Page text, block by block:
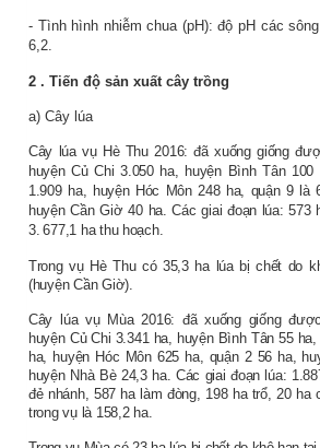
- Tình hình nhiễm chua (pH): độ pH các
6,2.
2 . Tiến độ sản xuất cây trồng
a) Cây lúa
Cây lúa vụ Hè Thu 2016: đã xuống giống
huyện Củ Chi 3.050 ha, huyện Bình Tân 100
1.909 ha, huyện Hóc Môn 248 ha, quận 9 là
huyện Cần Giờ 40 ha. Các giai đoạn lúa: 573
3. 677,1 ha thu hoạch.
Trong vụ Hè Thu có 35,3 ha lúa bị chết do
(huyện Cần Giờ).
Cây lúa vụ Mùa 2016: đã xuống giống
huyện Củ Chi 3.341 ha, huyện Bình Tân 55
ha, huyện Hóc Môn 625 ha, quận 2 56 ha,
huyện Nhà Bè 24,3 ha. Các giai đoạn lúa:
đẻ nhánh, 587 ha làm đòng, 198 ha trổ, 20 ha
trong vụ là 158,2 ha.